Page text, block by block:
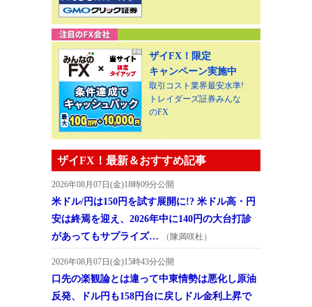
ザイFX！限定
キャンペーン実施中
取引コスト業界最安水準!
トレイダーズ証券みんな
のFX
ザイFX！最新＆おすすめ記事
2026年08月07日(金)18時09分公開
米ドル/円は150円を試す展開に!? 米ドル高・円
安は終焉を迎え、2026年中に140円の大台打診
があってもサプライズ…
（陳満咲杜）
2026年08月07日(金)15時43分公開
口先の楽観論とは違って中東情勢は悪化し原油
反発、ドル円も158円台に戻しドル金利上昇で